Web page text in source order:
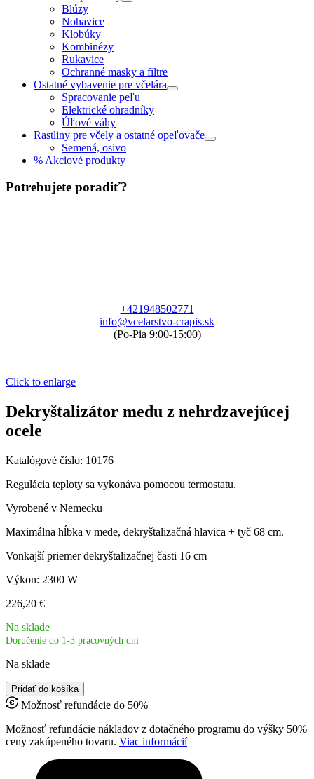
Blúzy
Nohavice
Klobúky
Kombinézy
Rukavice
Ochranné masky a filtre
Ostatné vybavenie pre včelára
Spracovanie peľu
Elektrické ohradníky
Úľové váhy
Rastliny pre včely a ostatné opeľovače
Semená, osivo
% Akciové produkty
Potrebujete poradiť?
+421948502771
info@vcelarstvo-crapis.sk
(Po-Pia 9:00-15:00)
Click to enlarge
Dekryštalizátor medu z nehrdzavejúcej
ocele
Katalógové číslo: 10176
Regulácia teploty sa vykonáva pomocou termostatu.
Vyrobené v Nemecku
Maximálna hĺbka v mede, dekryštalizačná hlavica + tyč 68 cm.
Vonkajší priemer dekryštalizačnej časti 16 cm
Výkon: 2300 W
226,20 €
Na sklade
Doručenie do 1-3 pracovných dní
Na sklade
množstvo
Dekryštalizátor
medu
z
nehrdzavejúcej
ocele
Pridať do košíka
Možnosť refundácie do 50%
Možnosť refundácie nákladov z dotačného programu do výšky 50%
ceny zakúpeného tovaru. Viac informácií